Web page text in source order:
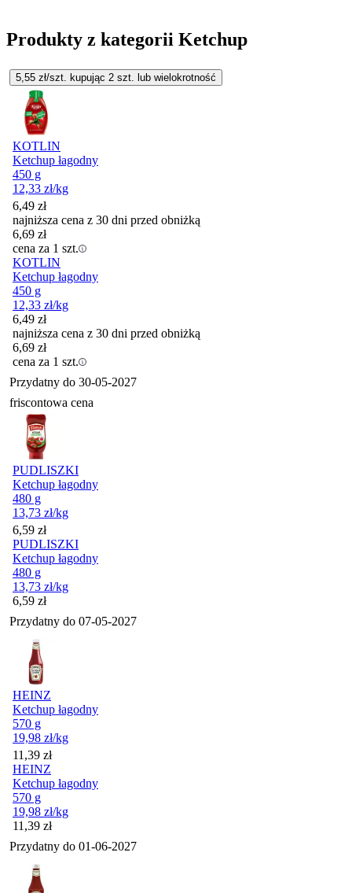
Produkty z kategorii Ketchup
5,55 zł/szt. kupując 2 szt. lub wielokrotność
KOTLIN
Ketchup łagodny
450 g
12,33 zł/kg
6,49 zł
najniższa cena z 30 dni przed obniżką
6,69 zł
cena za 1 szt.
KOTLIN
Ketchup łagodny
450 g
12,33 zł/kg
6,49 zł
najniższa cena z 30 dni przed obniżką
6,69 zł
cena za 1 szt.
Przydatny do 30-05-2027
friscontowa cena
PUDLISZKI
Ketchup łagodny
480 g
13,73 zł/kg
Cena
6,59 zł
PUDLISZKI
Ketchup łagodny
480 g
13,73 zł/kg
Cena
6,59 zł
Przydatny do 07-05-2027
HEINZ
Ketchup łagodny
570 g
19,98 zł/kg
Cena
11,39 zł
HEINZ
Ketchup łagodny
570 g
19,98 zł/kg
Cena
11,39 zł
Przydatny do 01-06-2027